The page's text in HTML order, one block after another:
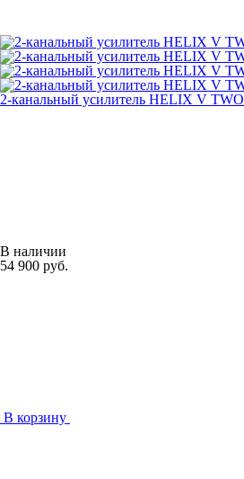
2-канальный усилитель HELIX V TWO
В наличии
54 900 руб.
В корзину